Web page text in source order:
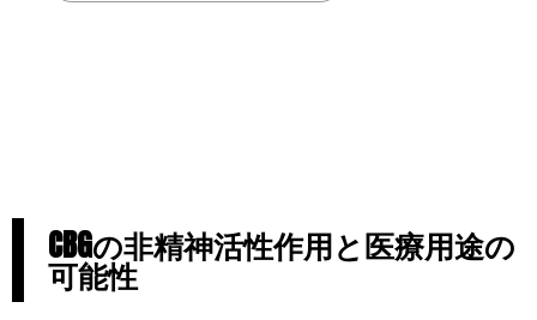
CBGの非精神活性作用と医療用途の
可能性